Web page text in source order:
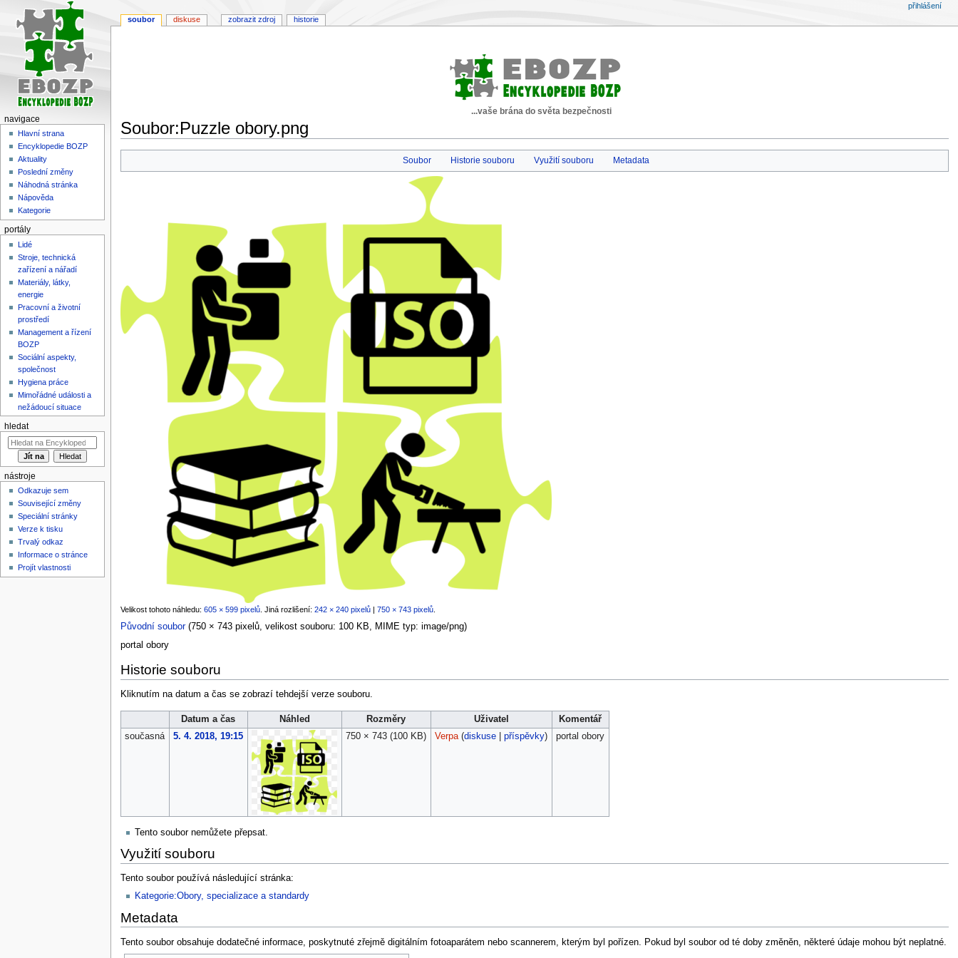
...vaše brána do světa bezpečnosti
Soubor:Puzzle obory.png
na
na
Soubor Historie souboru Využití souboru Metadata
Velikost tohoto náhledu: 605 × 599 pixelů. Jiná rozlišení: 242 × 240 pixelů| 750 × 743 pixelů.
Původní soubor‎ (750 × 743 pixelů, velikost souboru: 100 KB, MIME typ: image/png)
portal obory
Historie souboru
Kliknutím na datum a čas se zobrazí tehdejší verze souboru.
Datum a čas Náhled Rozměry Uživatel
Komentář
současná
5. 4. 2018, 19:15 750 × 743 (100 KB) Verpa (diskuse| příspěvky) portal obory
Tento soubor nemůžete přepsat.
Využití souboru
Tento soubor používá následující stránka:
Kategorie:Obory, specializace a standardy
Metadata
Tento soubor obsahuje dodatečné informace, poskytnuté zřejmě digitálním fotoaparátem nebo scannerem, kterým byl pořízen. Pokud byl soubor od té doby změněn, některé údaje mohou být neplatné.
soubor diskuse zobrazit zdroj historie
přihlášení
navigace
Hlavní strana
Encyklopedie BOZP
Aktuality
Poslední změny
Náhodná stránka
Nápověda
Kategorie
portály
Lidé
Stroje, technická
zařízení a nářadí
Materiály, látky,
energie
Pracovní a životní
prostředí
Management a řízení
BOZP
Sociální aspekty,
společnost
Hygiena práce
Mimořádné události a
nežádoucí situace
hledat
nástroje
Odkazuje sem
Související změny
Speciální stránky
Verze k tisku
Trvalý odkaz
Informace o stránce
Projít vlastnosti